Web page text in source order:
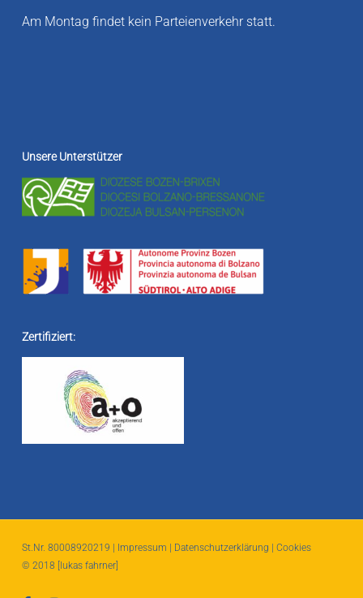
Am Montag findet kein Parteienverkehr statt.
Unsere Unterstützer
Zertifiziert:
St.Nr. 80008920219 | Impressum Datenschutzerklärung
Cookies
© 2018
[lukas fahrner]